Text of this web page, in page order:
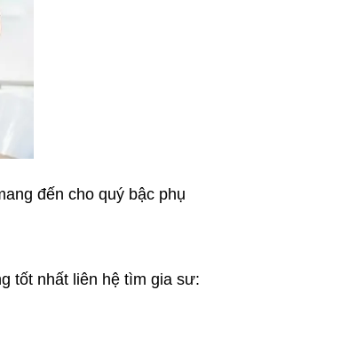
đến cho quý bậc phụ
tốt nhất liên hệ tìm gia sư: